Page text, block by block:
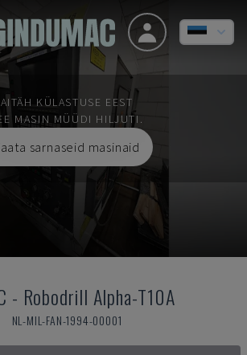
AITÄH KÜLASTUSE EEST
MASIN MÜÜDI HILJUTI.
sarnaseid masinaid
- Robodrill Alpha-T10A
NL-MIL-FAN-1994-00001